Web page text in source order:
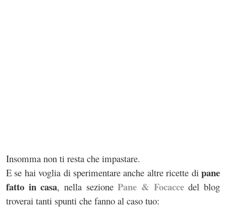
Insomma non ti resta che impastare.
E se hai voglia di sperimentare anche altre ricette di pane
fatto in casa, nella sezionePane & Focaccedel blog
troverai tanti spunti che fanno al caso tuo: